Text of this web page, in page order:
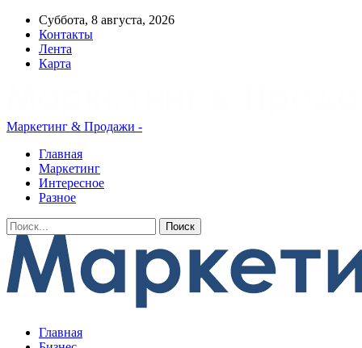
Суббота, 8 августа, 2026
Контакты
Лента
Карта
Маркетинг & Продажи -
Главная
Маркетинг
Интересное
Разное
Главная